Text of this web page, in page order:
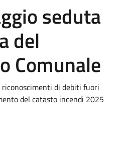
seduta
del
Comunale
riconoscimenti di debiti fuori
del catasto incendi 2025